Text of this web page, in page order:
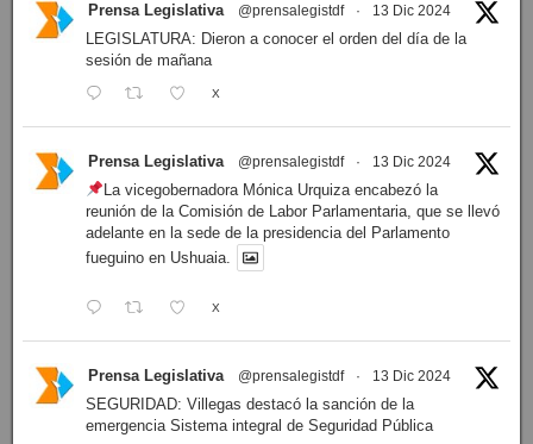
Prensa Legislativa @prensalegistdf · 13 Dic 2024
LEGISLATURA: Dieron a conocer el orden del día de la
sesión de mañana
X
Prensa Legislativa @prensalegistdf · 13 Dic 2024
La vicegobernadora Mónica Urquiza encabezó la
reunión de la Comisión de Labor Parlamentaria, que se llevó
adelante en la sede de la presidencia del Parlamento
fueguino en Ushuaia.
X
Prensa Legislativa @prensalegistdf · 13 Dic 2024
SEGURIDAD: Villegas destacó la sanción de la
emergencia Sistema integral de Seguridad Pública